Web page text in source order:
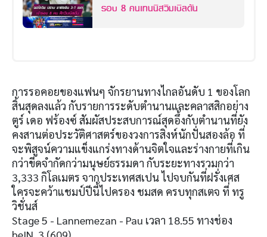
รอบ 8 คนเทนนิสวิมเบิลดัน
การรอคอยของแฟนๆ จักรยานทางไกลอันดับ 1 ของโลก
สิ้นสุดลงแล้ว กับรายการระดับตำนานและคลาสสิกอย่าง
ตูร์ เดอ ฟร้องซ์ สัมผัสประสบการณ์สุดอึ้งกับตำนานที่ยัง
คงสานต่อประวัติศาสตร์ของวงการสิงห์นักปั่นสองล้อ ที่
จะพิสูจน์ความแข็งแกร่งทางด้านจิตใจและร่างกายที่เกิน
กว่าขีดจำกัดกว่ามนุษย์ธรรมดา กับระยะทางรวมกว่า
3,333 กิโลเมตร จากประเทศสเปน ไปจบกันที่ฝรั่งเศส
ใครจะคว้าแชมป์ปีนี้ไปครอง ชมสด ครบทุกสเตจ ที่ ทรู
วิชั่นส์
Stage 5 - Lannemezan - Pau เวลา 18.55 ทางช่อง
beIN 3 (609)